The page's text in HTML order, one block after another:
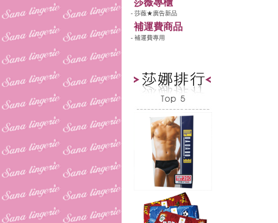
莎薇專櫃
- 莎薇★廣告新品
補運費商品
- 補運費專用